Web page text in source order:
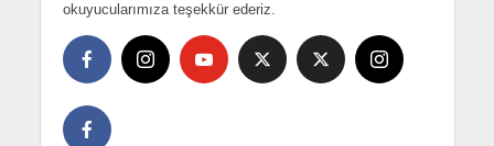
okuyucularımıza teşekkür ederiz.